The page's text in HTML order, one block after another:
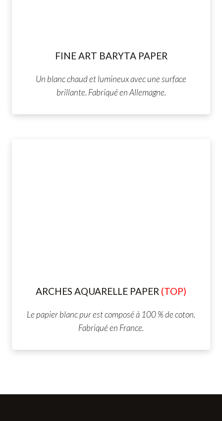
FINE ART BARYTA PAPER
Un blanc chaud et lumineux avec une surface
brillante. Fabriqué en Allemagne.
ARCHES AQUARELLE PAPER (TOP)
Le papier blanc pur est composé à 100 % de coton.
Fabriqué en France.